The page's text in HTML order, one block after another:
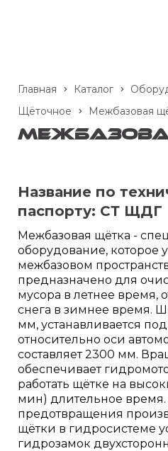
Главная Каталог
Щёточное
Межбазовая
Название по
паспорту: СТ ЩДГ
Межбазовая щётка -
оборудование, которое
межбазовом
предназначено для
мусора в летнее время,
снега в зимнее время.
мм, устанавливается
относительно оси
составляет 2300 мм.
обеспечивает
работать щётке на
мин) длительное
предотвращения
щётки в гидросистеме
гидрозамок